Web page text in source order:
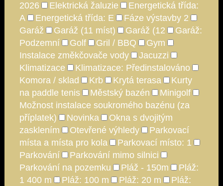
2026 Elektrická žaluzie
Energetická třída:
A
Energetická třída: E
Fáze výstavby 2
Garáž
Garáž (11 míst) Garáž (12
Garáž:
Podzemní
Golf Gril / BBQ
Gym
Instalace změkčovače vody
Jacuzzi
Klimatizace
Klimatizace: Předinstalováno
Komora / sklad
Krb Krytá terasa
Kurty
na paddle tenis
Městský bazén
Minigolf
Možnost instalace soukromého bazénu (za
příplatek)
Novinka
Okna s dvojitým
zasklením
Otevřené výhledy
Parkovací
místa a místa pro kola
Parkovací místo: 1
Parkování
Parkování mimo silnici
Parkování na pozemku
Pláž - 150m
Pláž:
1 400 m
Pláž: 100 m Pláž: 20 m
Pláž: